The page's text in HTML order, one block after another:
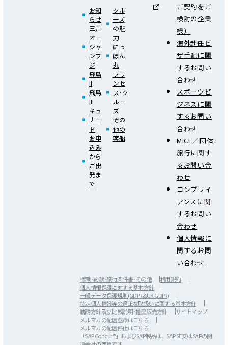
お知
らせ
三井
オー
シャ
ンフ
ジ
飛鳥
II
飛鳥
III
キュ
ナー
ド
お申
込み
から
ご出
発ま
で
クル
ーズ
の魅
力
にっ
ぽん
丸
プリ
ンセ
ス･ク
ルー
ズ
その
他の
客船
ご契約をご
検討の企業
様）
海外赴任ビ
ザ手配に関
するお問い
合わせ
スポーツビ
ジネスに関
するお問い
合わせ
MICE／団体
旅行に関す
るお問い合
わせ
コンプライ
アンスに関
するお問い
合わせ
個人情報に
関するお問
い合わせ
標識･約款･旅行条件書･その他
利用規約
個人情報保護に対する基本方針
一般データ保護規則(GDPR&UK GDPR)
特定個人情報等の適正な取扱いに関する基本方針
勧誘方針及び比較説明･推奨販売方針
サイトマップ
メルマガの配信登録はこちら
メルマガの配信停止はこちら
「SAP Concur®」およびSAP製品は、SAP SE又は SAPの関